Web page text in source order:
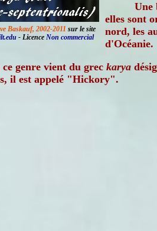
Baskauf, 2002-2011 sur le site
- Licence Non commercial
Une
elles sont
nord, les
d'Océanie.
genre vient du grec karya
il est appelé "Hickory".